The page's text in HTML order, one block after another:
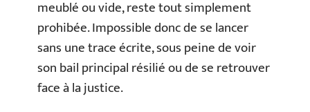
meublé ou vide, reste tout simplement
prohibée. Impossible donc de se lancer
sans une trace écrite, sous peine de voir
son bail principal résilié ou de se retrouver
face à la justice.